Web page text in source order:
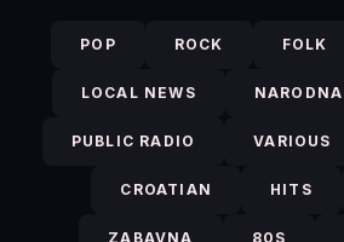
POP ROCK FOLK
LOCAL NEWS NARODNA
PUBLIC RADIO VARIOUS
CROATIAN HITS
ZABAVNA 80S